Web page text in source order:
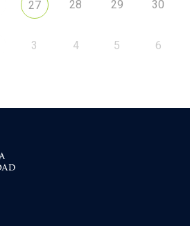
27 28 29 30
3 4 5 6